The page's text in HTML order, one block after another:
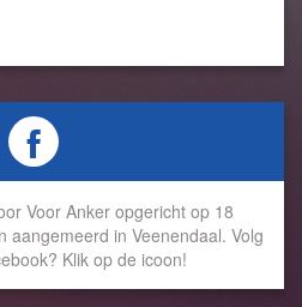
Voor Anker opgericht op 18
aangemeerd in Veenendaal. Volg
Klik op de icoon!